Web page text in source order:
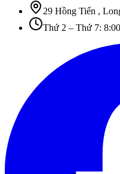
29 Hồng Tiến ,
Thứ 2 – Thứ 7: